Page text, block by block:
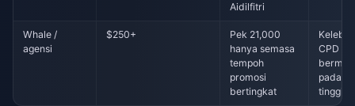
Aidilfitri
Whale /
agensi
$250+
Pek 21,000
hanya semasa
tempoh
promosi
bertingkat
CPD
pada
tinggi